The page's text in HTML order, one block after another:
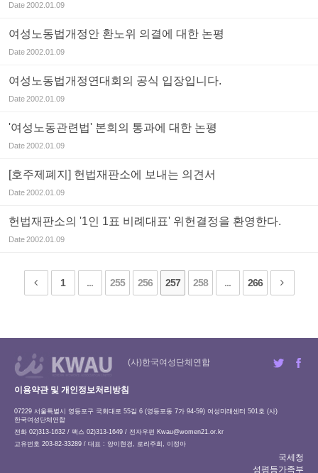
Date2002.01.09
여성노동법개정안 환노위 의결에 대한 논평
Date2002.01.09
여성노동법개정연대회의 공식 입장입니다.
Date2002.01.09
'여성노동관련법' 본회의 통과에 대한 논평
Date2002.01.09
[호주제폐지] 헌법재판소에 보내는 의견서
Date2002.01.09
헌법재판소의 '1인 1표 비례대표' 위헌결정을 환영한다.
Date2002.01.09
1 ... 255 256 257 258 ... 266
(사)한국여성단체연합
이용약관 및 개인정보처리방침
07229 서울특별시 영등포구 국회대로 55길 6 (영등포동 7가 94-59) 여성미래센터 501호 (사)
한국여성단체연합
전화 02)313-1632 / 팩스 02)313-1649 / 전자우편 Kwau@women21.or.kr
고유번호 203-82-33289 / 대표 : 양이현경, 로리주희, 이정아
국세청
성평등가족부